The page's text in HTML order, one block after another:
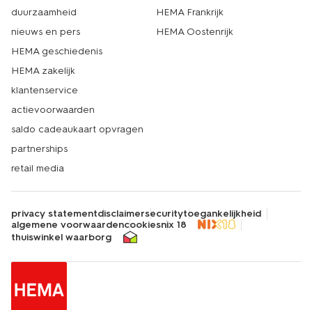
duurzaamheid
nieuws en pers
HEMA geschiedenis
HEMA zakelijk
klantenservice
actievoorwaarden
saldo cadeaukaart opvragen
partnerships
retail media
HEMA Frankrijk
HEMA Oostenrijk
privacy statementdisclaimersecuritytoegankelijkheid
algemene voorwaardencookiesnix 18
thuiswinkel waarborg